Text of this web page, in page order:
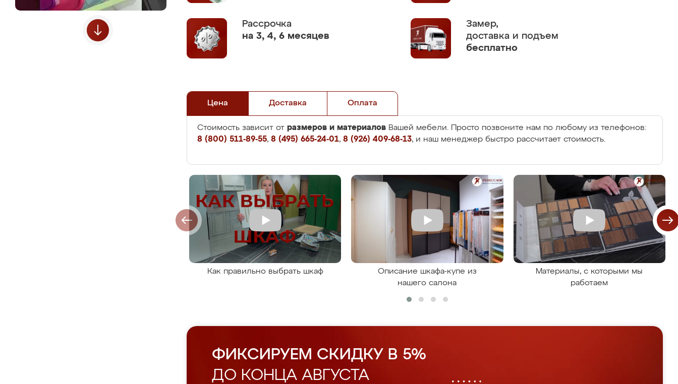
Рассрочка
на 3, 4, 6 месяцев
Замер,
доставка и подъем
бесплатно
Цена Доставка Оплата
Стоимость зависит от размеров и материалов Вашей мебели. Просто позвоните нам по любому из телефонов:
8 (800) 511-89-55, 8 (495) 665-24-01, 8 (926) 409-68-13, и наш менеджер быстро рассчитает стоимость.
Как правильно выбрать шкаф
Описание шкафа-купе из
нашего салона
Материалы, с которыми мы
работаем
ФИКСИРУЕМ СКИДКУ В 5%
ДО КОНЦА АВГУСТА